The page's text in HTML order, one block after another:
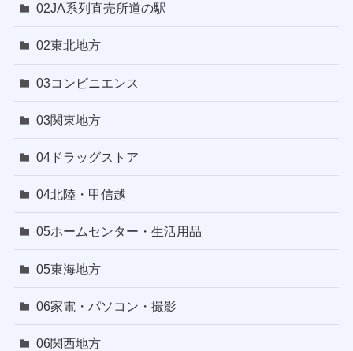
02JA系列直売所道の駅
02東北地方
03コンビニエンス
03関東地方
04ドラッグストア
04北陸・甲信越
05ホームセンター・生活用品
05東海地方
06家電・パソコン・撮影
06関西地方